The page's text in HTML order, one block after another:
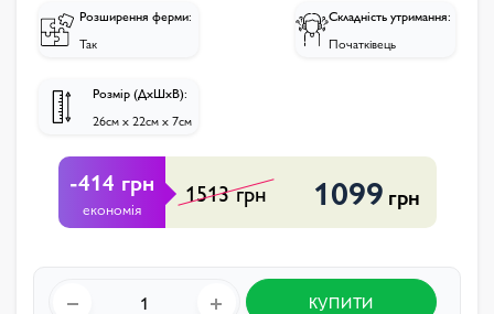
Розширення ферми:
Так
Складність утримання:
Початківець
Розмір (ДхШхВ):
26см х 22см х 7см
-414 грн
економія 1513 грн 1099 грн
КУПИТИ